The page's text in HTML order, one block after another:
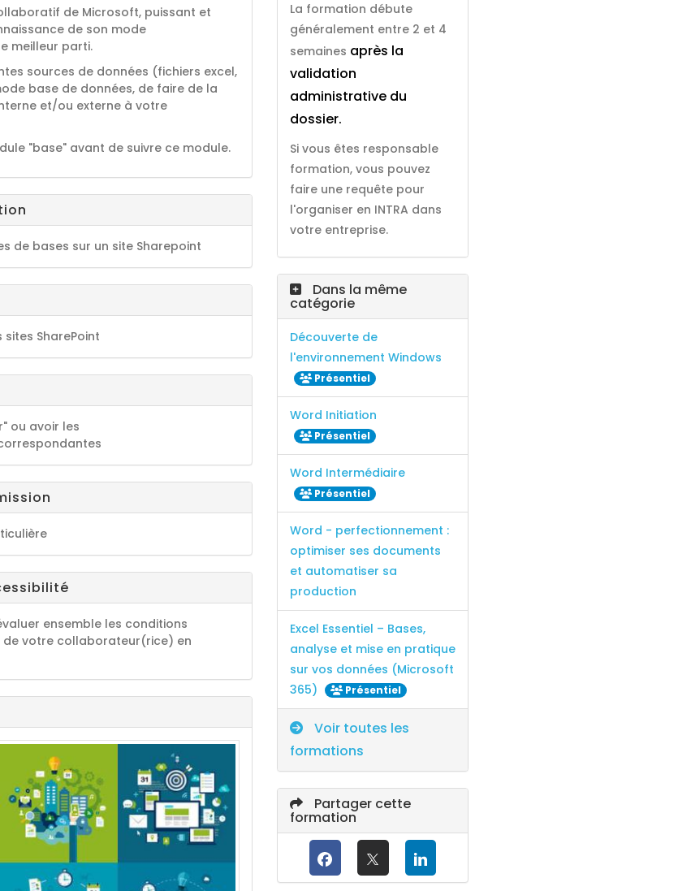
de Microsoft, puissant et
de son mode
meilleur parti.
sources de données (fichiers excel,
base de données, de faire de la
et/ou externe à votre
"base" avant de suivre ce module.
de bases sur un site Sharepoint
SharePoint
ou avoir les
ensemble les conditions
votre collaborateur(rice) en
La formation débute
généralement entre 2 et 4
semaines après la
validation
administrative du
dossier.
Si vous êtes responsable
formation, vous pouvez
faire une requête pour
l'organiser en INTRA dans
votre entreprise.
Dans la même
catégorie
Découverte de
l'environnement Windows
Présentiel
Word Initiation
Présentiel
Word Intermédiaire
Présentiel
Word - perfectionnement :
optimiser ses documents
et automatiser sa
production
Excel Essentiel – Bases,
analyse et mise en pratique
sur vos données (Microsoft
365)
Présentiel
Voir toutes les
formations
Partager cette
formation